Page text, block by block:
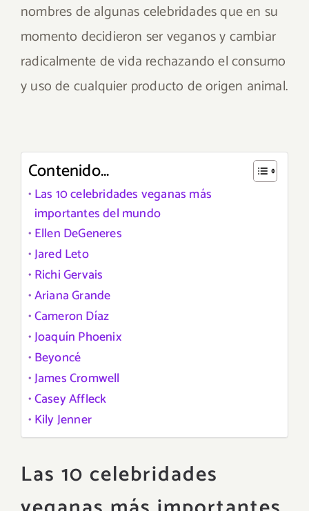
nombres de algunas celebridades que en su
momento decidieron ser veganos y cambiar
radicalmente de vida rechazando el consumo
y uso de cualquier producto de origen animal.
Contenido...
Las 10 celebridades veganas más
importantes del mundo
Ellen DeGeneres
Jared Leto
Richi Gervais
Ariana Grande
Cameron Díaz
Joaquín Phoenix
Beyoncé
James Cromwell
Casey Affleck
Kily Jenner
Las 10 celebridades